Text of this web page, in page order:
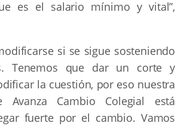
es el salario mínimo y vital”,
si se sigue sosteniendo
Tenemos que dar un corte y
la cuestión, por eso nuestra
Avanza Cambio Colegial está
fuerte por el cambio. Vamos